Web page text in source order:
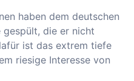
haben dem deutschen
gespült, die er nicht
ist das extrem tiefe
riesige Interesse von